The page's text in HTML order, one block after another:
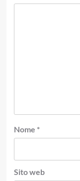
Nome *
Sito web